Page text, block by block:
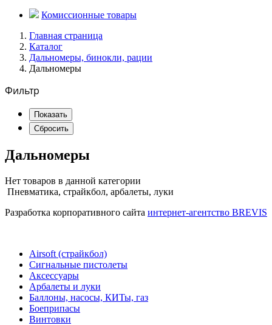
Комиссионные товары
Главная страница
Каталог
Дальномеры, бинокли, рации
Дальномеры
Фильтр
Дальномеры
Нет товаров в данной категории
Пневматика, страйкбол, арбалеты, луки
Разработка корпоративного сайта интернет-агентство BREVIS
Airsoft (страйкбол)
Cигнальные пистолеты
Аксессуары
Арбалеты и луки
Баллоны, насосы, КИТы, газ
Боеприпасы
Винтовки